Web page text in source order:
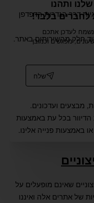
ותהנו
לחברים בלבד!
נשמח לעדכן אתכם
מפגשים וכמובן
שלח
דרך הגדרות הדפדפן
חלק מהשירותים באתר.
מבצעים ועדכונים.
בכל עת באמצעות
באמצעות פנייה אלינו.
שאינם מופעלים על
של אתרים אלה ואיננו